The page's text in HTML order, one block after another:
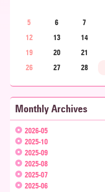
北
海
道
5
6 7
12
13 14
19
20 21
26
27 28
Monthly Archives
2026-05
2025-10
2025-09
2025-08
2025-07
2025-06